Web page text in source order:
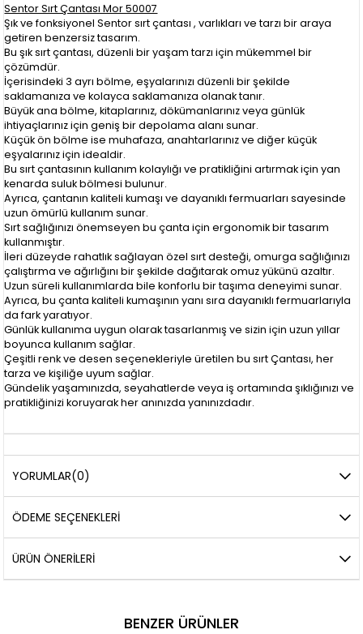
Sentor Sırt Çantası Mor 50007
Şık ve fonksiyonel Sentor sırt çantası , varlıkları ve tarzı bir araya
getiren benzersiz tasarım.
Bu şık sırt çantası, düzenli bir yaşam tarzı için mükemmel bir
çözümdür.
İçerisindeki 3 ayrı bölme, eşyalarınızı düzenli bir şekilde
saklamanıza ve kolayca saklamanıza olanak tanır.
Büyük ana bölme, kitaplarınız, dökümanlarınız veya günlük
ihtiyaçlarınız için geniş bir depolama alanı sunar.
Küçük ön bölme ise muhafaza, anahtarlarınız ve diğer küçük
eşyalarınız için idealdir.
Bu sırt çantasının kullanım kolaylığı ve pratikliğini artırmak için yan
kenarda suluk bölmesi bulunur.
Ayrıca, çantanın kaliteli kumaşı ve dayanıklı fermuarları sayesinde
uzun ömürlü kullanım sunar.
Sırt sağlığınızı önemseyen bu çanta için ergonomik bir tasarım
kullanmıştır.
İleri düzeyde rahatlık sağlayan özel sırt desteği, omurga sağlığınızı
çalıştırma ve ağırlığını bir şekilde dağıtarak omuz yükünü azaltır.
Uzun süreli kullanımlarda bile konforlu bir taşıma deneyimi sunar.
Ayrıca, bu çanta kaliteli kumaşının yanı sıra dayanıklı fermuarlarıyla
da fark yaratıyor.
Günlük kullanıma uygun olarak tasarlanmış ve sizin için uzun yıllar
boyunca kullanım sağlar.
Çeşitli renk ve desen seçenekleriyle üretilen bu sırt Çantası, her
tarza ve kişiliğe uyum sağlar.
Gündelik yaşamınızda, seyahatlerde veya iş ortamında şıklığınızı ve
pratikliğinizi koruyarak her anınızda yanınızdadır.
YORUMLAR(0)
ÖDEME SEÇENEKLERI
ÜRÜN ÖNERILERI
BENZER ÜRÜNLER